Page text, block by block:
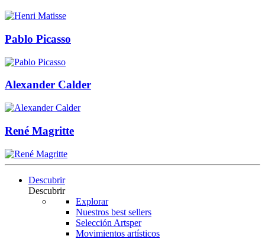
Pablo Picasso
Alexander Calder
René Magritte
Descubrir
Descubrir
Explorar
Nuestros best sellers
Selección Artsper
Movimientos artísticos